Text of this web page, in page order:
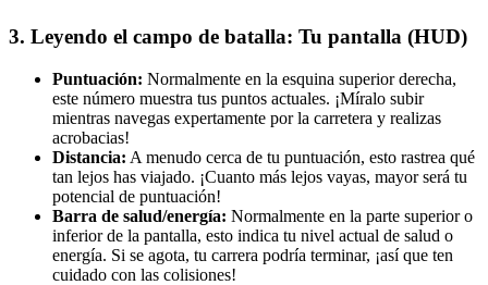
3. Leyendo el campo de batalla: Tu pantalla (HUD)
Puntuación: Normalmente en la esquina superior derecha,
este número muestra tus puntos actuales. ¡Míralo subir
mientras navegas expertamente por la carretera y realizas
acrobacias!
Distancia: A menudo cerca de tu puntuación, esto rastrea qué
tan lejos has viajado. ¡Cuanto más lejos vayas, mayor será tu
potencial de puntuación!
Barra de salud/energía: Normalmente en la parte superior o
inferior de la pantalla, esto indica tu nivel actual de salud o
energía. Si se agota, tu carrera podría terminar, ¡así que ten
cuidado con las colisiones!